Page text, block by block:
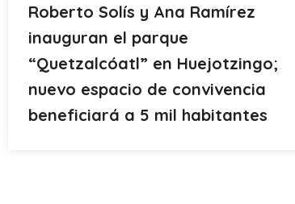
Roberto Solís y Ana Ramírez
inauguran el parque
“Quetzalcóatl” en Huejotzingo;
nuevo espacio de convivencia
beneficiará a 5 mil habitantes